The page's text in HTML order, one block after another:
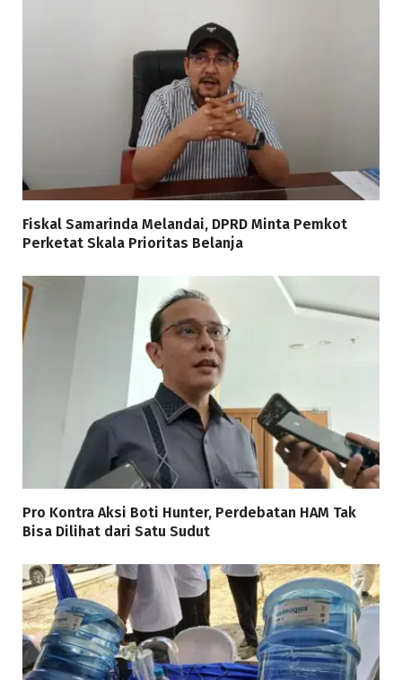
Fiskal Samarinda Melandai, DPRD Minta Pemkot
Perketat Skala Prioritas Belanja
Pro Kontra Aksi Boti Hunter, Perdebatan HAM Tak
Bisa Dilihat dari Satu Sudut